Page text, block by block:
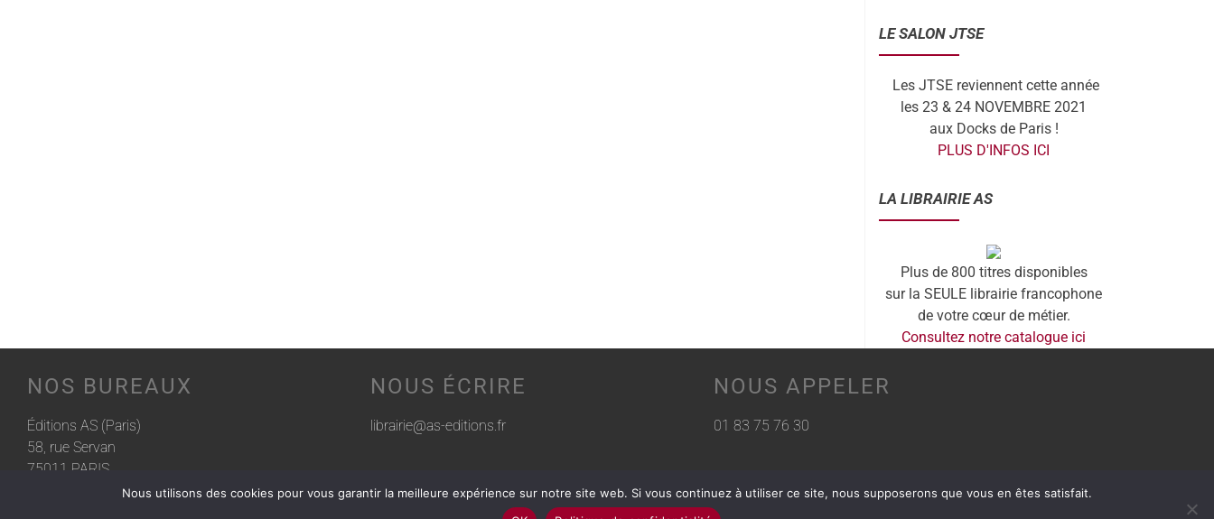
LE SALON JTSE
Les JTSE reviennent cette année
les 23 & 24 NOVEMBRE 2021
aux Docks de Paris !
PLUS D'INFOS ICI
LA LIBRAIRIE AS
Plus de 800 titres disponibles
sur la SEULE librairie francophone
de votre cœur de métier.
Consultez notre catalogue ici
NOS BUREAUX
Éditions AS (Paris)
58, rue Servan
75011 PARIS
NOUS ÉCRIRE
librairie@as-editions.fr
NOUS APPELER
01 83 75 76 30
Nous utilisons des cookies pour vous garantir la meilleure expérience sur notre site web. Si vous continuez à utiliser ce site, nous supposerons que vous en êtes satisfait.